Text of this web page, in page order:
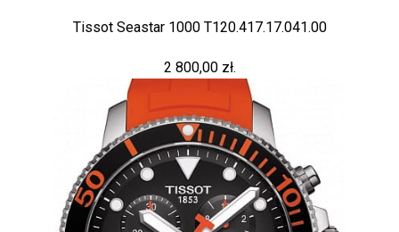
Tissot Seastar 1000 T120.417.17.041.00
2 800,00 zł.